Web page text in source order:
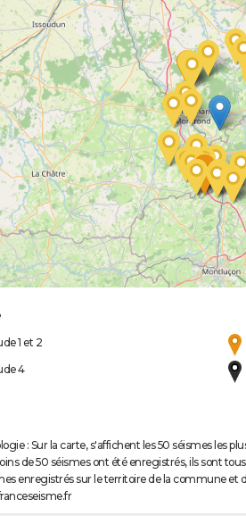
1 et 2
4
: Sur la carte, s'affichent les 50 séismes les
de 50 séismes ont été enregistrés, ils sont
enregistrés sur le territoire de la commune et